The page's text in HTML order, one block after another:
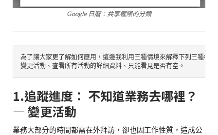
Google 日曆：共享權限的分類
為了讓大家更了解如何應用，這邊我利用三種情境來解釋下列三種權限
變更活動、查看所有活動的詳細資料、只能看見是否有空。
1.追蹤進度： 不知道業務去哪裡？
— 變更活動
業務大部分的時間都需在外拜訪，卻也因工作性質，造成公